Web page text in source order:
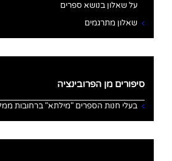
על שאלון בנושא ספרים
שאלון מתרגמים
סיפורים מן הפרובינציה
בעלי חנות הספרים "מילתא" ברחובות